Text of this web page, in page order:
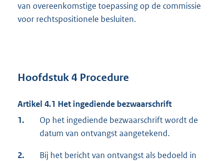
van overeenkomstige toepassing op de commissie
voor rechtspositionele besluiten.
Hoofdstuk 4 Procedure
Artikel 4.1 Het ingediende bezwaarschrift
1.
Op het ingediende bezwaarschrift wordt de
datum van ontvangst aangetekend.
2.
Bij het bericht van ontvangst als bedoeld in